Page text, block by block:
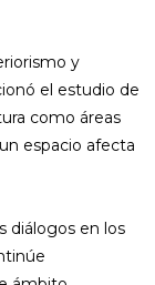
y
el estudio de
como áreas
espacio afecta
diálogos en los